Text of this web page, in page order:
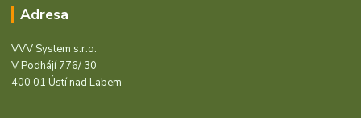
Adresa
VVV System s.r.o.
V Podhájí 776/ 30
400 01 Ústí nad Labem